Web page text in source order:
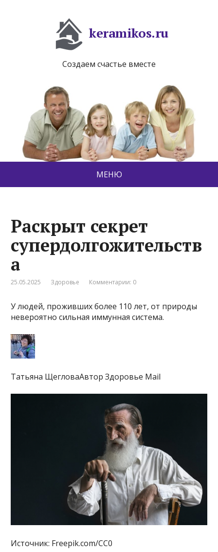
keramikos.ru
Создаем счастье вместе
МЕНЮ
Раскрыт секрет
супердолгожительств
а
25.05.2025 Здоровье Комментарии: 0
У людей, проживших более 110 лет, от природы
невероятно сильная иммунная система.
Татьяна ЩегловаАвтор Здоровье Mail
Источник: Freepik.com/CC0